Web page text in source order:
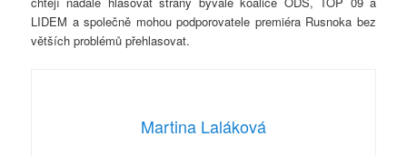
LIDEM a společně mohou podporovatele premiéra Rusnoka bez
větších problémů přehlasovat.
Martina Laláková